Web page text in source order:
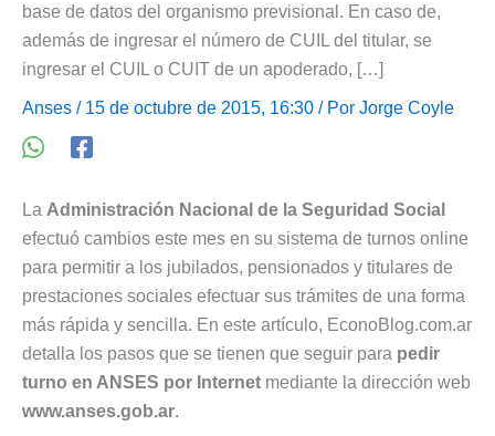
base de datos del organismo previsional. En caso de,
además de ingresar el número de CUIL del titular, se
ingresar el CUIL o CUIT de un apoderado, […]
Anses / 15 de octubre de 2015, 16:30 / Por Jorge Coyle
La Administración Nacional de la Seguridad Social
efectuó cambios este mes en su sistema de turnos online
para permitir a los jubilados, pensionados y titulares de
prestaciones sociales efectuar sus trámites de una forma
más rápida y sencilla. En este artículo, EconoBlog.com.ar
detalla los pasos que se tienen que seguir para pedir
turno en ANSES por Internet mediante la dirección web
www.anses.gob.ar.